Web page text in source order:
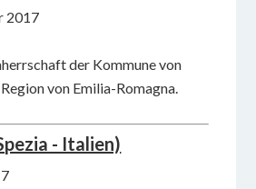
2017
der Kommune von
von Emilia-Romagna.
- Italien)